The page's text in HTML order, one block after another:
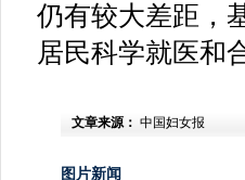
仍有较大差距，
居民科学就医和
文章来源： 中国妇女报